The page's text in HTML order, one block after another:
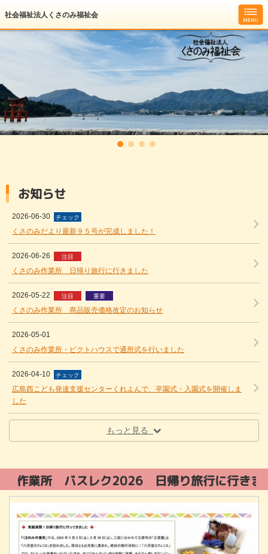
社会福祉法人くさのみ福祉会
お知らせ
2026-06-30 チェック
くさのみだより最新９５号が完成しました！
2026-06-26 注目
くさのみ作業所 日帰り旅行に行きました
2026-05-22 注目 重要
くさのみ作業所 商品販売価格改定のお知らせ
2026-05-01
くさのみ作業所・ピクトハウスで通所式を行いました
2026-04-10 チェック
広島西こども発達支援センターくれよんで、卒園式・入園式を開催しま
した
もっと見る
ク2026 日帰り旅行に行きました